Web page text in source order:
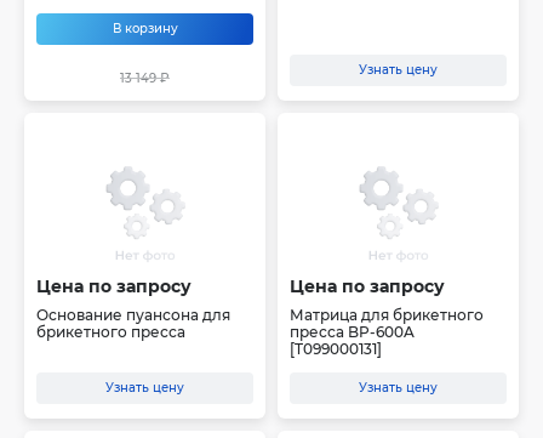
13 149 ₽
В корзину
Узнать цену
Цена по запросу
Основание пуансона для
брикетного пресса
Узнать цену
Цена по запросу
Матрица для брикетного
пресса BP-600A
[T099000131]
Узнать цену